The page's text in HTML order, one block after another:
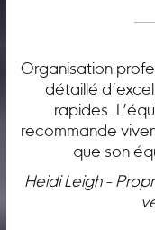
Organisation
détaillé
rapides.
recommande
que son
Heidi Leigh -